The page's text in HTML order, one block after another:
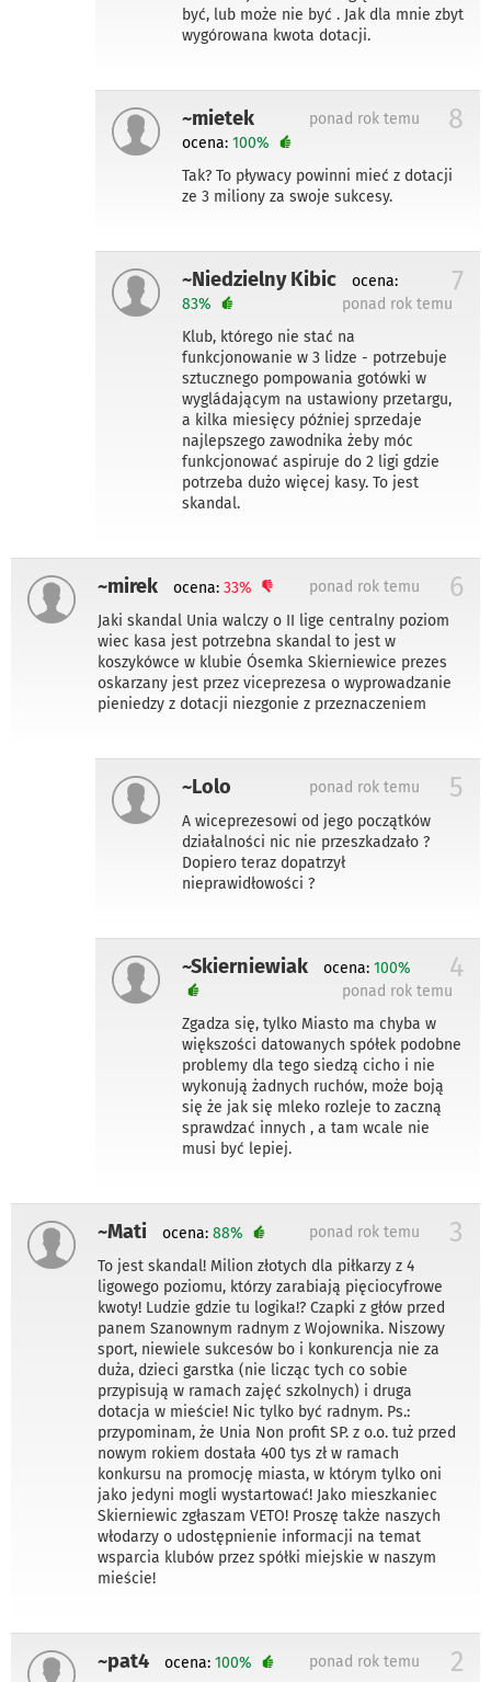
być, lub może nie być . Jak dla mnie zbyt
wygórowana kwota dotacji.
~mietek 8
ponad rok temu
ocena: 100%
Tak? To pływacy powinni mieć z dotacji
ze 3 miliony za swoje sukcesy.
~Niedzielny Kibic 7
ponad rok temu
ocena:
83%
Klub, którego nie stać na
funkcjonowanie w 3 lidze - potrzebuje
sztucznego pompowania gotówki w
wygládającym na ustawiony przetargu,
a kilka miesięcy później sprzedaje
najlepszego zawodnika żeby móc
funkcjonować aspiruje do 2 ligi gdzie
potrzeba dużo więcej kasy. To jest
skandal.
~mirek 6
ponad rok temu
ocena: 33%
Jaki skandal Unia walczy o II lige centralny poziom
wiec kasa jest potrzebna skandal to jest w
koszykówce w klubie Ósemka Skierniewice prezes
oskarzany jest przez viceprezesa o wyprowadzanie
pieniedzy z dotacji niezgonie z przeznaczeniem
~Lolo 5
ponad rok temu
A wiceprezesowi od jego początków
działalności nic nie przeszkadzało ?
Dopiero teraz dopatrzył
nieprawidłowości ?
~Skierniewiak 4
ponad rok temu
ocena: 100%
Zgadza się, tylko Miasto ma chyba w
większości datowanych spółek podobne
problemy dla tego siedzą cicho i nie
wykonują żadnych ruchów, może boją
się że jak się mleko rozleje to zaczną
sprawdzać innych , a tam wcale nie
musi być lepiej.
~Mati 3
ponad rok temu
ocena: 88%
To jest skandal! Milion złotych dla piłkarzy z 4
ligowego poziomu, którzy zarabiają pięciocyfrowe
kwoty! Ludzie gdzie tu logika!? Czapki z głów przed
panem Szanownym radnym z Wojownika. Niszowy
sport, niewiele sukcesów bo i konkurencja nie za
duża, dzieci garstka (nie licząc tych co sobie
przypisują w ramach zajęć szkolnych) i druga
dotacja w mieście! Nic tylko być radnym. Ps.:
przypominam, że Unia Non profit SP. z o.o. tuż przed
nowym rokiem dostała 400 tys zł w ramach
konkursu na promocję miasta, w którym tylko oni
jako jedyni mogli wystartować! Jako mieszkaniec
Skierniewic zgłaszam VETO! Proszę także naszych
włodarzy o udostępnienie informacji na temat
wsparcia klubów przez spółki miejskie w naszym
mieście!
~pat4 2
ponad rok temu
ocena: 100%